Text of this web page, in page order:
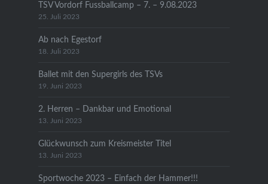
TSV Vordorf Fussballcamp – 7. – 9.08.2023
25. Juli 2023
Ab nach Egestorf
18. Juli 2023
Ballet mit den Supergirls des TSVs
19. Juni 2023
2. Herren – Dankbar und Emotional
13. Juni 2023
Glückwunsch zum Kreismeister Titel
13. Juni 2023
Sportwoche 2023 – Einfach der Hammer!!!